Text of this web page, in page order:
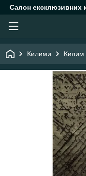
Салон ексклюзивних
Килими Килим